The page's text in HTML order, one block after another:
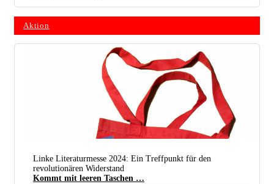
Peter Niemayer / Wikipedia /
Aktion
Linke Literaturmesse 2024: Ein Treffpunkt für den
revolutionären Widerstand
Kommt mit leeren Taschen …